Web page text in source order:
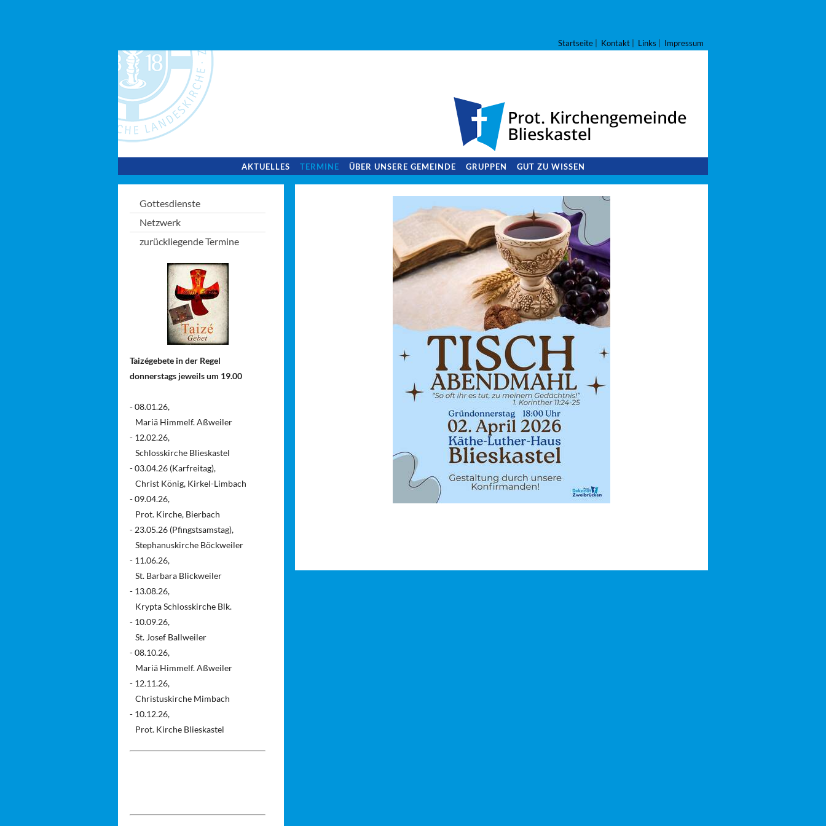
Startseite Kontakt Links Impressum
AKTUELLES TERMINE ÜBER UNSERE GEMEINDE GRUPPEN GUT ZU WISSEN
Gottesdienste
Netzwerk
zurückliegende Termine
Taizégebete in der Regel
donnerstags jeweils um 19.00
- 08.01.26,
Mariä Himmelf. Aßweiler
- 12.02.26,
Schlosskirche Blieskastel
- 03.04.26 (Karfreitag),
Christ König, Kirkel-Limbach
- 09.04.26,
Prot. Kirche, Bierbach
- 23.05.26 (Pfingstsamstag),
Stephanuskirche Böckweiler
- 11.06.26,
St. Barbara Blickweiler
- 13.08.26,
Krypta Schlosskirche Blk.
- 10.09.26,
St. Josef Ballweiler
- 08.10.26,
Mariä Himmelf. Aßweiler
- 12.11.26,
Christuskirche Mimbach
- 10.12.26,
Prot. Kirche Blieskastel